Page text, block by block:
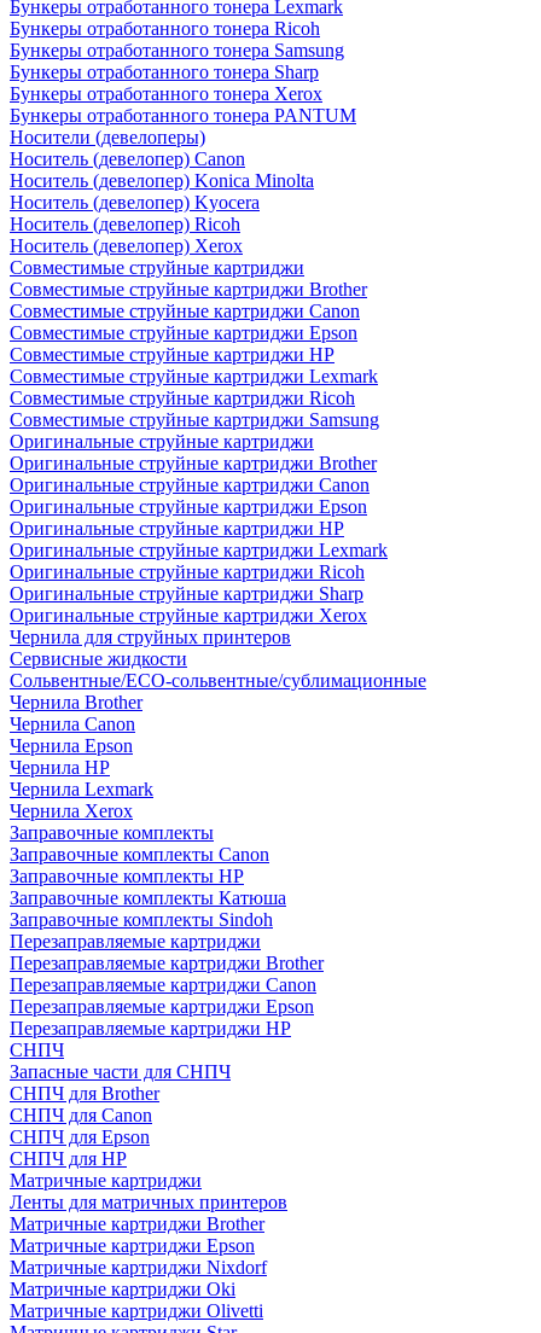
Бункеры отработанного тонера Lexmark
Бункеры отработанного тонера Ricoh
Бункеры отработанного тонера Samsung
Бункеры отработанного тонера Sharp
Бункеры отработанного тонера Xerox
Бункеры отработанного тонера PANTUM
Носители (девелоперы)
Носитель (девелопер) Canon
Носитель (девелопер) Konica Minolta
Носитель (девелопер) Kyocera
Носитель (девелопер) Ricoh
Носитель (девелопер) Xerox
Совместимые струйные картриджи
Совместимые струйные картриджи Brother
Совместимые струйные картриджи Canon
Совместимые струйные картриджи Epson
Совместимые струйные картриджи HP
Совместимые струйные картриджи Lexmark
Совместимые струйные картриджи Ricoh
Совместимые струйные картриджи Samsung
Оригинальные струйные картриджи
Оригинальные струйные картриджи Brother
Оригинальные струйные картриджи Canon
Оригинальные струйные картриджи Epson
Оригинальные струйные картриджи HP
Оригинальные струйные картриджи Lexmark
Оригинальные струйные картриджи Ricoh
Оригинальные струйные картриджи Sharp
Оригинальные струйные картриджи Xerox
Чернила для струйных принтеров
Сервисные жидкости
Сольвентные/ECO-сольвентные/сублимационные
Чернила Brother
Чернила Canon
Чернила Epson
Чернила HP
Чернила Lexmark
Чернила Xerox
Заправочные комплекты
Заправочные комплекты Canon
Заправочные комплекты HP
Заправочные комплекты Катюша
Заправочные комплекты Sindoh
Перезаправляемые картриджи
Перезаправляемые картриджи Brother
Перезаправляемые картриджи Canon
Перезаправляемые картриджи Epson
Перезаправляемые картриджи HP
СНПЧ
Запасные части для СНПЧ
СНПЧ для Brother
СНПЧ для Canon
СНПЧ для Epson
СНПЧ для HP
Матричные картриджи
Ленты для матричных принтеров
Матричные картриджи Brother
Матричные картриджи Epson
Матричные картриджи Nixdorf
Матричные картриджи Oki
Матричные картриджи Olivetti